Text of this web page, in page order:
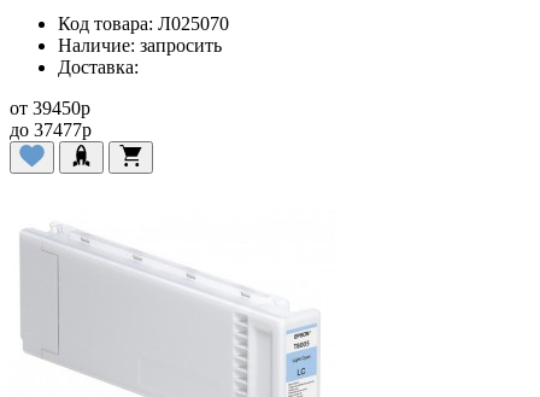
Код товара: Л025070
Наличие: запросить
Доставка:
от 39450p
до 37477p